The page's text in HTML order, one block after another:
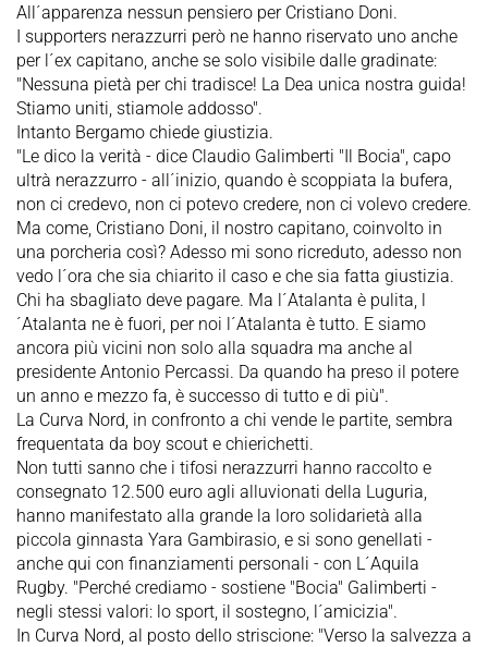
All´apparenza nessun pensiero per Cristiano Doni.
I supporters nerazzurri però ne hanno riservato uno anche
per l´ex capitano, anche se solo visibile dalle gradinate:
"Nessuna pietà per chi tradisce! La Dea unica nostra guida!
Stiamo uniti, stiamole addosso".
Intanto Bergamo chiede giustizia.
"Le dico la verità - dice Claudio Galimberti "Il Bocia", capo
ultrà nerazzurro - all´inizio, quando è scoppiata la bufera,
non ci credevo, non ci potevo credere, non ci volevo credere.
Ma come, Cristiano Doni, il nostro capitano, coinvolto in
una porcheria così? Adesso mi sono ricreduto, adesso non
vedo l´ora che sia chiarito il caso e che sia fatta giustizia.
Chi ha sbagliato deve pagare. Ma l´Atalanta è pulita, l
´Atalanta ne è fuori, per noi l´Atalanta è tutto. E siamo
ancora più vicini non solo alla squadra ma anche al
presidente Antonio Percassi. Da quando ha preso il potere
un anno e mezzo fa, è successo di tutto e di più".
La Curva Nord, in confronto a chi vende le partite, sembra
frequentata da boy scout e chierichetti.
Non tutti sanno che i tifosi nerazzurri hanno raccolto e
consegnato 12.500 euro agli alluvionati della Luguria,
hanno manifestato alla grande la loro solidarietà alla
piccola ginnasta Yara Gambirasio, e si sono genellati -
anche qui con finanziamenti personali - con L´Aquila
Rugby. "Perché crediamo - sostiene "Bocia" Galimberti -
negli stessi valori: lo sport, il sostegno, l´amicizia".
In Curva Nord, al posto dello striscione: "Verso la salvezza a